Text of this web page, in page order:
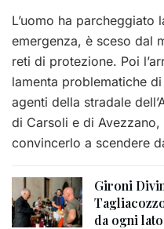
L’uomo ha parcheggiato
emergenza, è sceso dal
reti di protezione. Poi
lamenta problematiche
agenti della stradale
di Carsoli e di
convincerlo a scendere
Gironi
da ogni lato